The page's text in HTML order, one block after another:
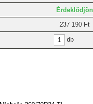
Érdeklődjön
237 190 Ft
db